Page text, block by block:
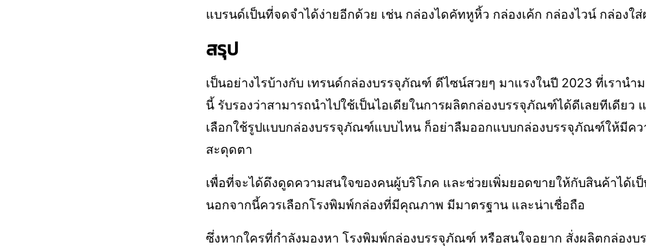
แบรนด์เป็นที่จดจำได้ง่ายอีกด้วย เช่น กล่องไดคัทหูหิ้ว กล่องเค้ก กล่องไวน์ กล่องใ
สรุป
เป็นอย่างไรบ้างกับ เทรนด์กล่องบรรจุภัณฑ์ ดีไซน์สวยๆ มาแรงในปี 2023 ที่เรานำ
นี้ รับรองว่าสามารถนำไปใช้เป็นไอเดียในการผลิตกล่องบรรจุภัณฑ์ได้ดีเลยทีเดียว แ
เลือกใช้รูปแบบกล่องบรรจุภัณฑ์แบบไหน ก็อย่าลืมออกแบบกล่องบรรจุภัณฑ์ให้มีคว
สะดุดตา
เพื่อที่จะได้ดึงดูดความสนใจของคนผู้บริโภค และช่วยเพิ่มยอดขายให้กับสินค้าได้เ
นอกจากนี้ควรเลือกโรงพิมพ์กล่องที่มีคุณภาพ มีมาตรฐาน และน่าเชื่อถือ
ซึ่งหากใครที่กำลังมองหา โรงพิมพ์กล่องบรรจุภัณฑ์ หรือสนใจอยาก สั่งผลิตกล่อง